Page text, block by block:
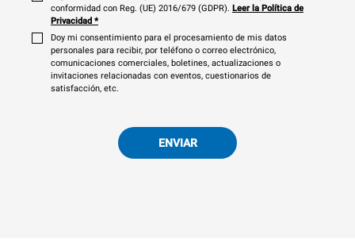
conformidad con Reg. (UE) 2016/679 (GDPR). Leer la Política de
Privacidad *
Doy mi consentimiento para el procesamiento de mis datos
personales para recibir, por teléfono o correo electrónico,
comunicaciones comerciales, boletines, actualizaciones o
invitaciones relacionadas con eventos, cuestionarios de
satisfacción, etc.
ENVIAR